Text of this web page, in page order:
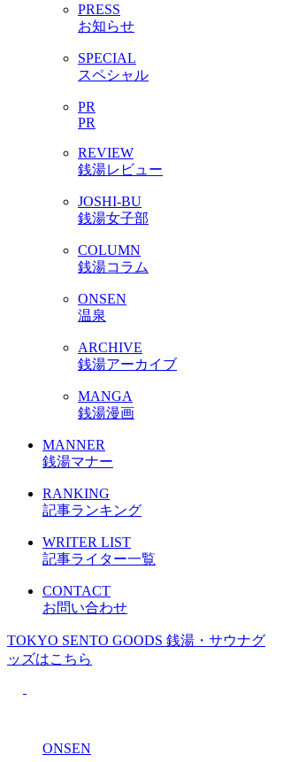
PRESS
お知らせ
SPECIAL
スペシャル
PR
PR
REVIEW
銭湯レビュー
JOSHI-BU
銭湯女子部
COLUMN
銭湯コラム
ONSEN
温泉
ARCHIVE
銭湯アーカイブ
MANGA
銭湯漫画
MANNER
銭湯マナー
RANKING
記事ランキング
WRITER LIST
記事ライター一覧
CONTACT
お問い合わせ
TOKYO SENTO GOODS 銭湯・サウナグ
ッズはこちら
ONSEN